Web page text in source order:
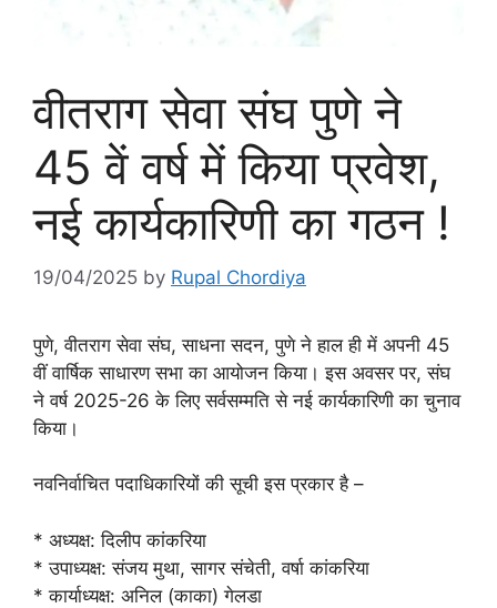
वीतराग सेवा संघ पुणे ने
45 वें वर्ष में किया प्रवेश,
नई कार्यकारिणी का गठन !
19/04/2025 by Rupal Chordiya
पुणे, वीतराग सेवा संघ, साधना सदन, पुणे ने हाल ही में अपनी 45
वीं वार्षिक साधारण सभा का आयोजन किया। इस अवसर पर, संघ
ने वर्ष 2025-26 के लिए सर्वसम्मति से नई कार्यकारिणी का चुनाव
किया।
नवनिर्वाचित पदाधिकारियों की सूची इस प्रकार है –
* अध्यक्ष: दिलीप कांकरिया
* उपाध्यक्ष: संजय मुथा, सागर संचेती, वर्षा कांकरिया
* कार्याध्यक्ष: अनिल (काका) गेलडा